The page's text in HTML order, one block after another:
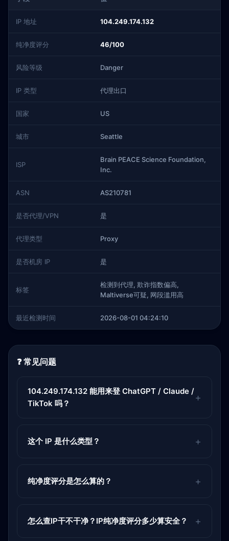
IP 地址 104.249.174.132
纯净度评分 46/100
风险等级 Danger
IP 类型 代理出口
国家 US
城市 Seattle
ISP
Brain PEACE Science Foundation,
Inc.
ASN AS210781
是否代理/VPN 是
代理类型 Proxy
是否机房 IP 是
标签
检测到代理, 欺诈指数偏高,
Maltiverse可疑, 网段滥用高
最近检测时间 2026-08-01 04:24:10
❓ 常见问题
104.249.174.132 能用来登 ChatGPT / Claude /
TikTok 吗？
这个 IP 是什么类型？
纯净度评分是怎么算的？
怎么查IP干不干净？IP纯净度评分多少算安全？